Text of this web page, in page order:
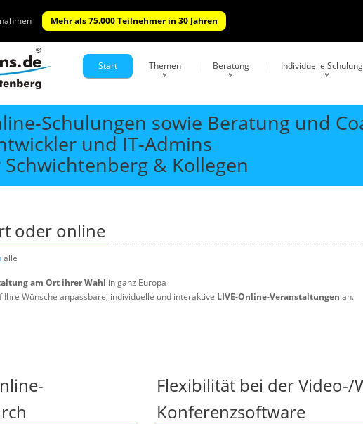
Mehr als 75.000 Teilnehmer in 30 Jahren
Start Themen Beratung Individuelle
Schulungen sowie Beratung und
und IT-Admins
& Kollegen
oder online
alle
am Ort ihrer Wahl in ganz Europa
Ihre Wünsche anpassbare, individuelle und interaktive LIVE-Online-Veranstaltungen an.
Flexibilität bei der Video-/
Konferenzsoftware